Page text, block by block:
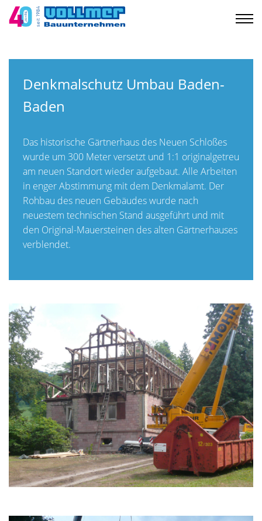
Denkmalschutz Umbau Baden-
Baden
Das historische Gärtnerhaus des Neuen Schloßes
wurde um 300 Meter versetzt und 1:1 originalgetreu
am neuen Standort wieder aufgebaut. Alle Arbeiten
in enger Abstimmung mit dem Denkmalamt. Der
Rohbau des neuen Gebäudes wurde nach
neuestem technischen Stand ausgeführt und mit
den Original-Mauersteinen des alten Gärtnerhauses
verblendet.